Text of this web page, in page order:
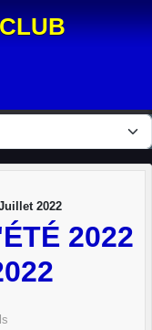
2022
2022